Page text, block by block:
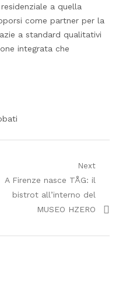
a quella
come partner per la
a standard qualitativi
integrata che
Next
Next
post:
A Firenze nasce TÅG: il
bistrot all’interno del
MUSEO HZERO